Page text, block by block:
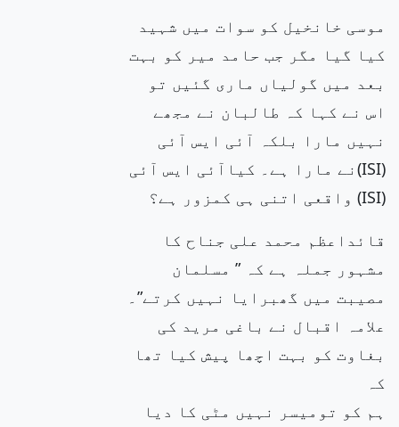
موسی خانخیل کو سوات میں شہید
کیا گیا مگر جب حامد میر کو بہت
بعد میں گولیاں ماری گئیں تو
اس نے کہا کہ طالبان نے مجھے
نہیں مارا بلکہ آئی ایس آئی
(ISI)نے مارا ہے۔ کیاآئی ایس آئی
(ISI) واقعی اتنی ہی کمزور ہے؟
قائداعظم محمد علی جناح کا
مشہور جملہ ہے کہ ” مسلمان
مصیبت میں گھبرایا نہیں کرتے”۔
علامہ اقبال نے باغی مرید کی
بغاوت کو بہت اچھا پیش کیا تھا
کہ
ہم کو تومیسر نہیں مٹی کا دیا